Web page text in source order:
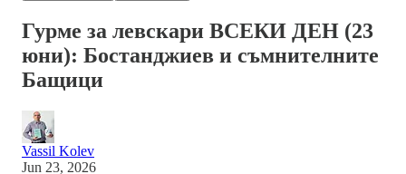
Гурме за левскари ВСЕКИ ДЕН (23
юни): Бостанджиев и съмнителните
Бащици
Vassil Kolev
Jun 23, 2026